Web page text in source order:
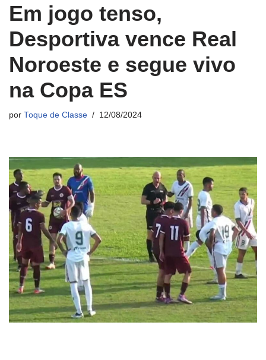
Em jogo tenso,
Desportiva vence Real
Noroeste e segue vivo
na Copa ES
por Toque de Classe 12/08/2024